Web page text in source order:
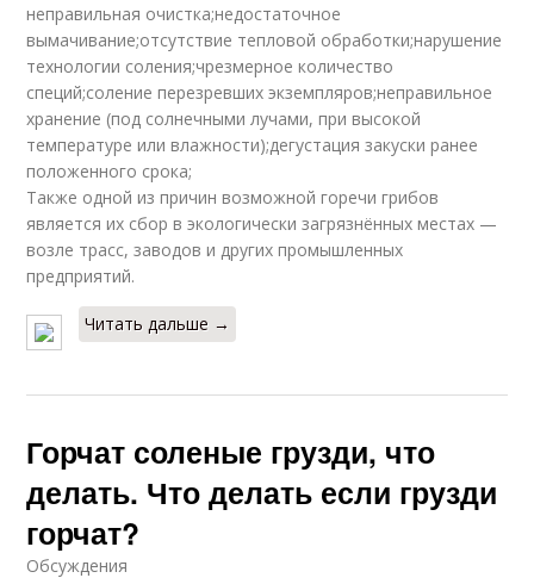
неправильная очистка;недостаточное
вымачивание;отсутствие тепловой обработки;нарушение
технологии соления;чрезмерное количество
специй;соление перезревших экземпляров;неправильное
хранение (под солнечными лучами, при высокой
температуре или влажности);дегустация закуски ранее
положенного срока;
Также одной из причин возможной горечи грибов
является их сбор в экологически загрязнённых местах —
возле трасс, заводов и других промышленных
предприятий.
Читать дальше →
Горчат соленые грузди, что
делать. Что делать если грузди
горчат?
Обсуждения